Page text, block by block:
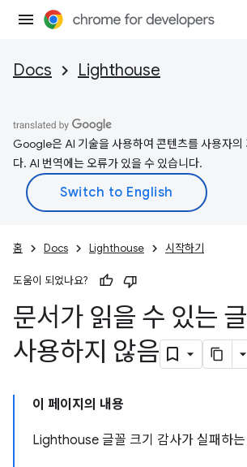
Docs Lighthouse
Google은 AI 기술을 사용하여 콘텐츠를 사용자의
다. AI 번역에는 오류가 있을 수 있습니다.
홈 Docs Lighthouse 시작하기
도움이 되었나요?
문서가 읽을 수 있는
사용하지 않음
이 페이지의 내용
Lighthouse 글꼴 크기 감사가 실패하는